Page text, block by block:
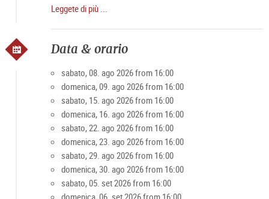
Biglietto online raccomandato:
https://shop.domquartier.at/de/veranstaltungen/konzert-
mozart
A causa del numero limitato di partecipanti
telefonicamente in anticipo.
Leggete di più ...
Data & orario
sabato, 08. ago 2026 from 16:00
domenica, 09. ago 2026 from 16:00
sabato, 15. ago 2026 from 16:00
domenica, 16. ago 2026 from 16:00
sabato, 22. ago 2026 from 16:00
domenica, 23. ago 2026 from 16:00
sabato, 29. ago 2026 from 16:00
domenica, 30. ago 2026 from 16:00
sabato, 05. set 2026 from 16:00
domenica, 06. set 2026 from 16:00